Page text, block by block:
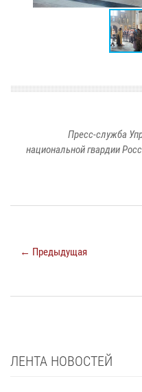
Пресс-служба
национальной гвардии
← Предыдущая
ЛЕНТА НОВОСТЕЙ